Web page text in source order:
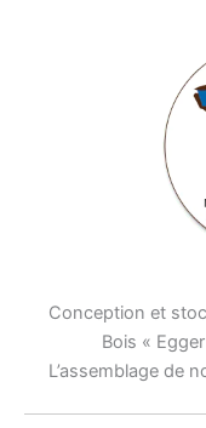
Conception et
Bois «
L’assemblage de